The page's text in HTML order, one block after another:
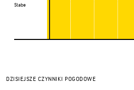
Słabe
Słabe
DZISIEJSZE CZYNNIKI POGODOWE